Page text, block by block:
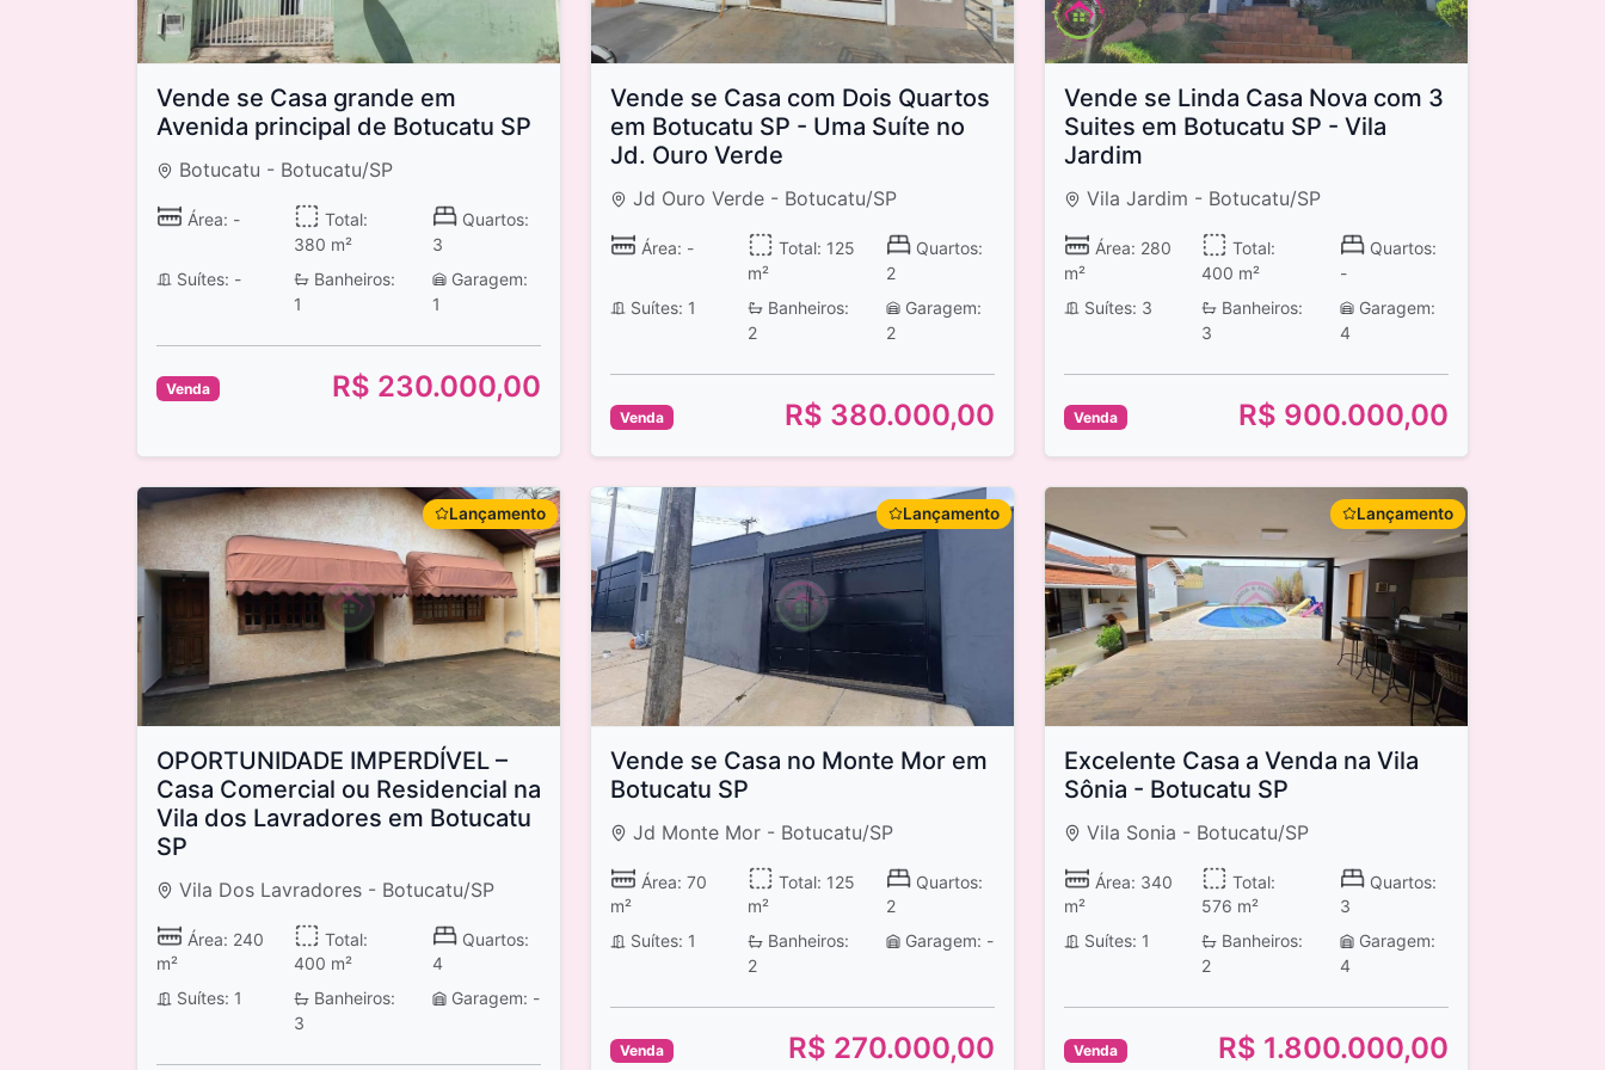
Vende se Casa grande em
Avenida principal de Botucatu SP
Botucatu - Botucatu/SP
Área: -
Total:
380 m²
Quartos:
3
Suítes: -
Banheiros:
1
Garagem:
1
Venda R$ 230.000,00
Vende se Casa com Dois Quartos
em Botucatu SP - Uma Suíte no
Jd. Ouro Verde
Jd Ouro Verde - Botucatu/SP
Área: -
Total: 125
m²
Quartos:
2
Suítes: 1
Banheiros:
2
Garagem:
2
Venda R$ 380.000,00
Vende se Linda Casa Nova com 3
Suites em Botucatu SP - Vila
Jardim
Vila Jardim - Botucatu/SP
Área: 280
m²
Total:
400 m²
Quartos:
-
Suítes: 3
Banheiros:
3
Garagem:
4
Venda R$ 900.000,00
Lançamento
OPORTUNIDADE IMPERDÍVEL –
Casa Comercial ou Residencial na
Vila dos Lavradores em Botucatu
SP
Vila Dos Lavradores - Botucatu/SP
Área: 240
m²
Total:
400 m²
Quartos:
4
Suítes: 1
Banheiros:
3
Garagem: -
Lançamento
Vende se Casa no Monte Mor em
Botucatu SP
Jd Monte Mor - Botucatu/SP
Área: 70
m²
Total: 125
m²
Quartos:
2
Suítes: 1
Banheiros:
2
Garagem: -
Venda R$ 270.000,00
Lançamento
Excelente Casa a Venda na Vila
Sônia - Botucatu SP
Vila Sonia - Botucatu/SP
Área: 340
m²
Total:
576 m²
Quartos:
3
Suítes: 1
Banheiros:
2
Garagem:
4
Venda R$ 1.800.000,00